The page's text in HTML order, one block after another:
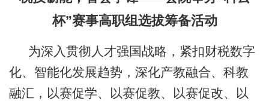
杯”赛事高职组选拔筹备活动
为深入贯彻人才强国战略，紧扣财税数字
化、智能化发展趋势，深化产教融合、科教
融汇，以赛促学、以赛促教、以赛促改、以